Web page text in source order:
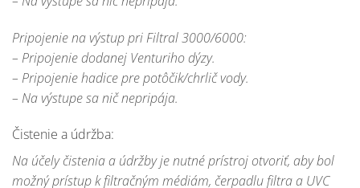
Pripojenie na výstup pri Filtral 3000/6000:
– Pripojenie dodanej Venturiho dýzy.
– Pripojenie hadice pre potôčik/chrlič vody.
– Na výstupe sa nič nepripája.
Čistenie a údržba:
Na účely čistenia a údržby je nutné prístroj otvoriť, aby bol
možný prístup k filtračným médiám, čerpadlu filtra a UVC